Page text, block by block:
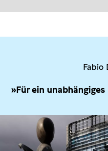
Fabio
»Für ein